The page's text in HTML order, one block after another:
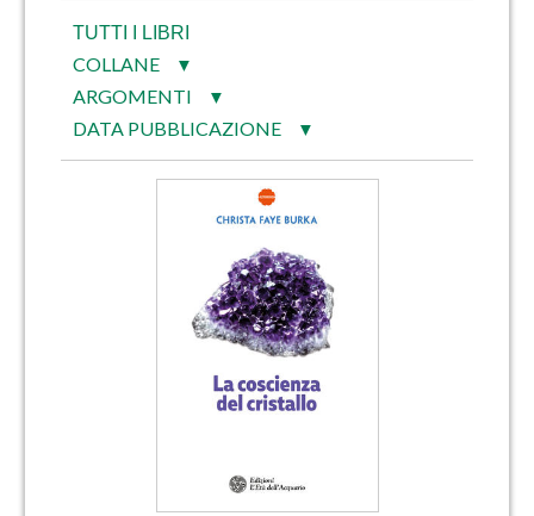
TUTTI I LIBRI
COLLANE ▼
ARGOMENTI ▼
DATA PUBBLICAZIONE ▼